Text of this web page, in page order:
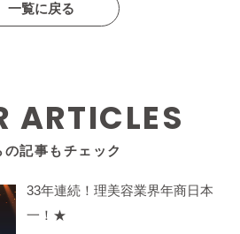
一覧に戻る
ARTICLES
の記事もチェック
33年連続！理美容業界年商日本
一！★